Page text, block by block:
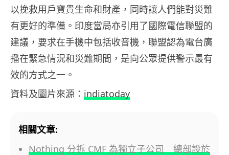
以挽救用戶寶貴生命和財產，同時讓人們能對災難
有更好的準備。印度當局亦引用了國際電信聯盟的
建議，要求在手機中包括收音機，聯盟認為電台廣
播在緊急情況和災難期間，是向公眾提供警示最有
效的方式之一。
資料及圖片來源： indiatoday
相關文章:
Nothing 分拆 CMF 為獨立子公司 總部設於